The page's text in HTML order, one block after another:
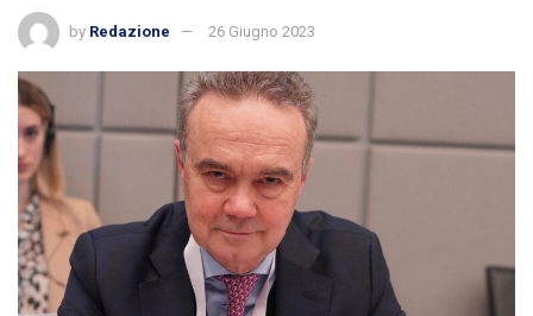
by Redazione 26 Giugno 2023